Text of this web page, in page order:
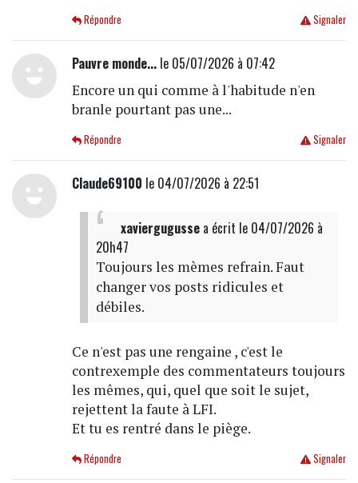
Signaler
Répondre
Pauvre monde...le 05/07/2026 à 07:42
Encore un qui comme à l'habitude n'en
branle pourtant pas une...
Signaler
Répondre
Claude69100 le 04/07/2026 à 22:51
xaviergugussea écrit le 04/07/2026 à
20h47
Toujours les mèmes refrain. Faut
changer vos posts ridicules et
débiles.
Ce n'est pas une rengaine , c'est le
contrexemple des commentateurs toujours
les mêmes, qui, quel que soit le sujet,
rejettent la faute à LFI.
Et tu es rentré dans le piège.
Signaler
Répondre